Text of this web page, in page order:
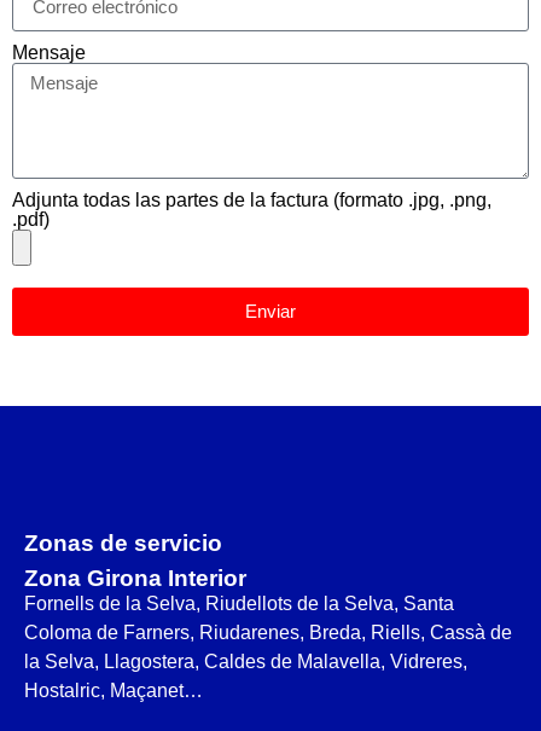
Mensaje
Adjunta todas las partes de la factura (formato .jpg, .png,
.pdf)
Enviar
Zonas de servicio
Zona Girona Interior
Fornells de la Selva, Riudellots de la Selva, Santa
Coloma de Farners, Riudarenes, Breda, Riells, Cassà de
la Selva, Llagostera, Caldes de Malavella, Vidreres,
Hostalric, Maçanet…